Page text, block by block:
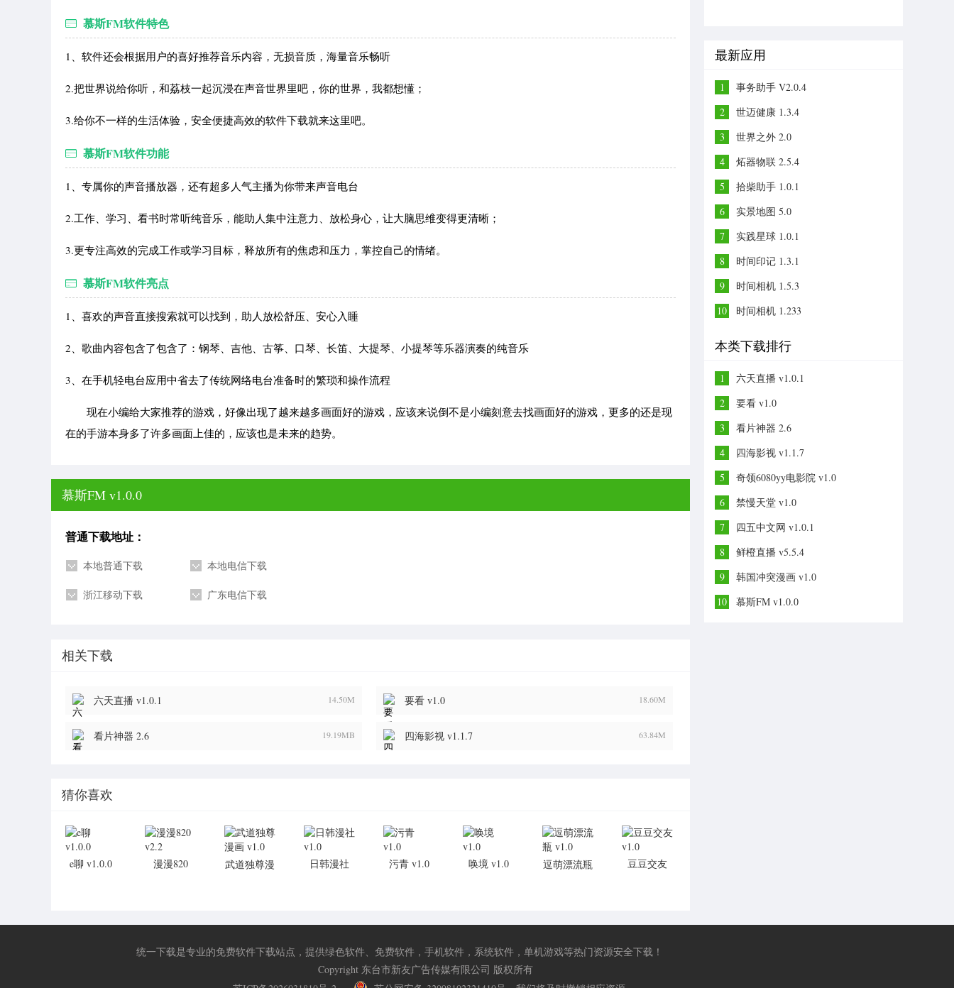
慕斯FM软件特色
1、软件还会根据用户的喜好推荐音乐内容，无损音质，海量音乐畅听
2.把世界说给你听，和荔枝一起沉浸在声音世界里吧，你的世界，我都想懂；
3.给你不一样的生活体验，安全便捷高效的软件下载就来这里吧。
慕斯FM软件功能
1、专属你的声音播放器，还有超多人气主播为你带来声音电台
2.工作、学习、看书时常听纯音乐，能助人集中注意力、放松身心，让大脑思维变得更清晰；
3.更专注高效的完成工作或学习目标，释放所有的焦虑和压力，掌控自己的情绪。
慕斯FM软件亮点
1、喜欢的声音直接搜索就可以找到，助人放松舒压、安心入睡
2、歌曲内容包含了包含了：钢琴、吉他、古筝、口琴、长笛、大提琴、小提琴等乐器演奏的纯音乐
3、在手机轻电台应用中省去了传统网络电台准备时的繁琐和操作流程
现在小编给大家推荐的游戏，好像出现了越来越多画面好的游戏，应该来说倒不是小编刻意去找画面好的游戏，更多的还是现
在的手游本身多了许多画面上佳的，应该也是未来的趋势。
慕斯FM v1.0.0
普通下载地址：
本地普通下载 本地电信下载
浙江移动下载 广东电信下载
相关下载
六天直播 v1.0.1 14.50M 要看 v1.0 18.60M
看片神器 2.6 19.19MB 四海影视 v1.1.7 63.84M
猜你喜欢
e聊 v1.0.0
漫漫820
武道独尊漫
日韩漫社
污青 v1.0 唤境 v1.0
逗萌漂流瓶
豆豆交友
最新应用
1
事务助手 V2.0.4
2
世迈健康 1.3.4
3
世界之外 2.0
4
炻器物联 2.5.4
5
拾柴助手 1.0.1
6
实景地图 5.0
7
实践星球 1.0.1
8
时间印记 1.3.1
9
时间相机 1.5.3
10
时间相机 1.233
本类下载排行
1
六天直播 v1.0.1
2
要看 v1.0
3
看片神器 2.6
4
四海影视 v1.1.7
5
奇领6080yy电影院 v1.0
6
禁慢天堂 v1.0
7
四五中文网 v1.0.1
8
鲜橙直播 v5.5.4
9
韩国冲突漫画 v1.0
10
慕斯FM v1.0.0
统一下载是专业的免费软件下载站点，提供绿色软件、免费软件，手机软件，系统软件，单机游戏等热门资源安全下载！
Copyright 东台市新友广告传媒有限公司 版权所有